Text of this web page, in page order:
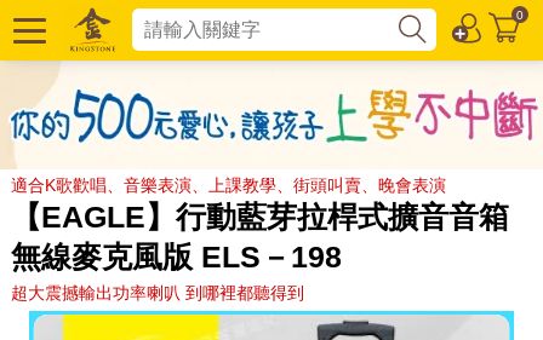
0
適合K歌歡唱、音樂表演、上課教學、街頭叫賣、晚會表演
【EAGLE】行動藍芽拉桿式擴音音箱
無線麥克風版 ELS－198
超大震撼輸出功率喇叭 到哪裡都聽得到